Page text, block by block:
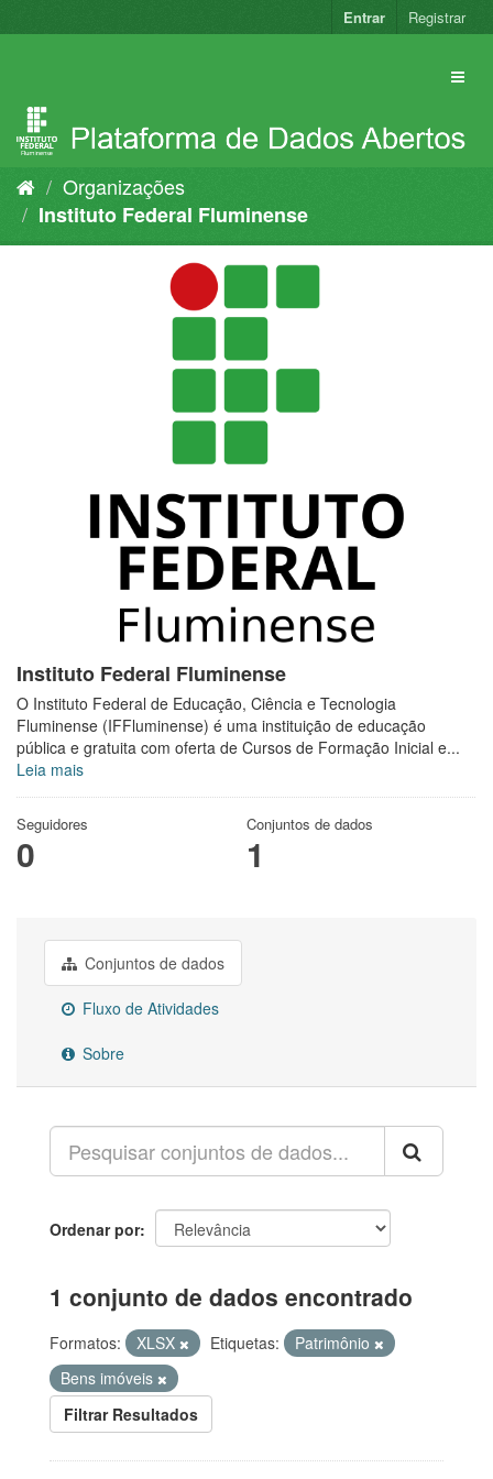
para
Entrar Registrar
Organizações
Instituto Federal Fluminense
Instituto Federal Fluminense
O Instituto Federal de Educação, Ciência e Tecnologia
Fluminense (IFFluminense) é uma instituição de educação
pública e gratuita com oferta de Cursos de Formação Inicial e...
Leia mais
Seguidores
0
Conjuntos de dados
1
Conjuntos de dados
Fluxo de Atividades
Sobre
Ordenar por
1 conjunto de dados encontrado
Formatos: XLSX Etiquetas:
Patrimônio
Bens imóveis
Filtrar Resultados